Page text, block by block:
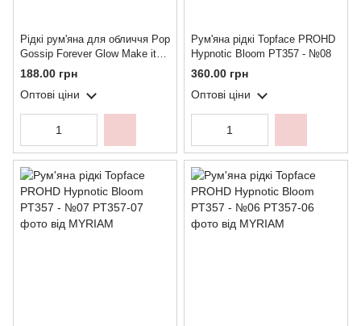
Рідкі рум'яна для обличчя Pop
Gossip Forever Glow Make it
Blush - №01 (Frosty Pink)
188.00 грн
Оптові ціни
Рум'яна рідкі Topface PROHD
Hypnotic Bloom PT357 - №08
360.00 грн
Оптові ціни